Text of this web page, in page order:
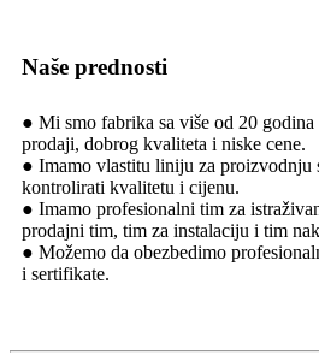
Naše prednosti
● Mi smo fabrika sa više od 20
prodaji, dobrog kvaliteta i niske cene.
● Imamo vlastitu liniju za proizvodnju
kontrolirati kvalitetu i cijenu.
● Imamo profesionalni tim za
prodajni tim, tim za instalaciju i tim
● Možemo da obezbedimo
i sertifikate.